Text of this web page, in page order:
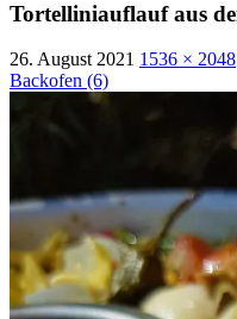
Tortelliniauflauf aus
26. August 2021 1536 × 2048
Backofen (6)